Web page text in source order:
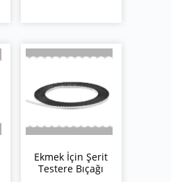
Ekmek İçin Şerit
Testere Bıçağı